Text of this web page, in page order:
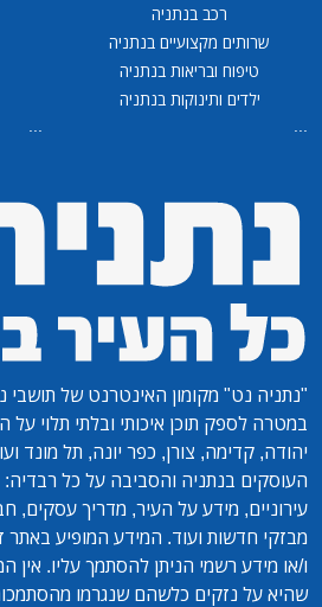
רכב בנתניה
שרותים מקצועיים בנתניה
טיפוח ובריאות בנתניה
ילדים ותינוקות בנתניה
...
...
"נתניה נט" מקומון האינטרנט של תושבי
במטרה לספק תוכן איכותי ובלתי תלוי
יהודה, קדימה, צורן, כפר יונה, תל מונד
העוסקים בנתניה והסביבה על כל רבדיה:
עירוניים, מידע על העיר, מדריך עסקים,
מבזקי חדשות ועוד. המידע המופיע באתר
ו/או מידע רשמי הניתן להסתמך עליו.
שהיא על נזקים כלשהם שנגרמו